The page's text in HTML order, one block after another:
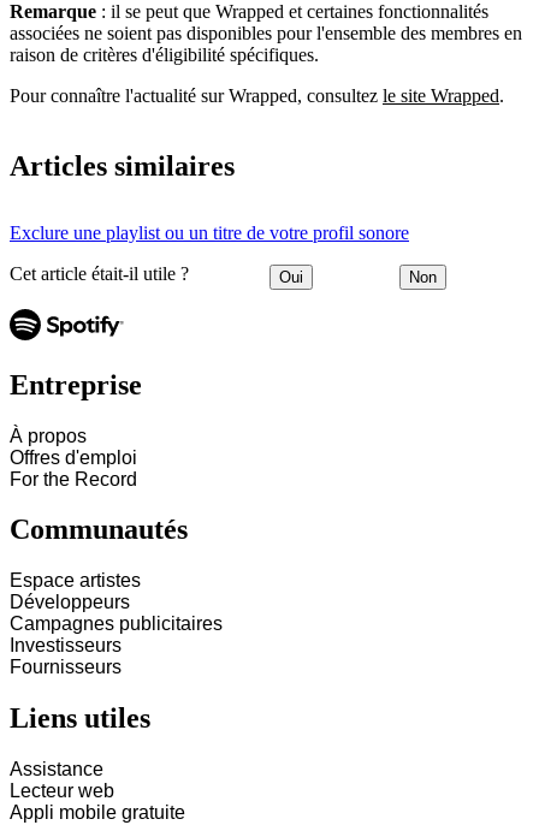
Remarque : il se peut que Wrapped et certaines fonctionnalités
associées ne soient pas disponibles pour l'ensemble des membres en
raison de critères d'éligibilité spécifiques.
Pour connaître l'actualité sur Wrapped, consultez le site Wrapped.
Articles similaires
Exclure une playlist ou un titre de votre profil sonore
Cet article était-il utile ? Oui Non
Entreprise
À propos
Offres d'emploi
For the Record
Communautés
Espace artistes
Développeurs
Campagnes publicitaires
Investisseurs
Fournisseurs
Liens utiles
Assistance
Lecteur web
Appli mobile gratuite